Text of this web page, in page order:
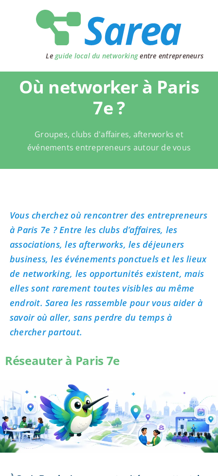
Le guide local du networkingentre entrepreneurs
Où networker à Paris
7e ?
Groupes, clubs d'affaires, afterworks et
événements entrepreneurs autour de vous
Vous cherchez où rencontrer des entrepreneurs
à Paris 7e ? Entre les clubs d’affaires, les
associations, les afterworks, les déjeuners
business, les événements ponctuels et les lieux
de networking, les opportunités existent, mais
elles sont rarement toutes visibles au même
endroit. Sarea les rassemble pour vous aider à
savoir où aller, sans perdre du temps à
chercher partout.
Réseauter à Paris 7e